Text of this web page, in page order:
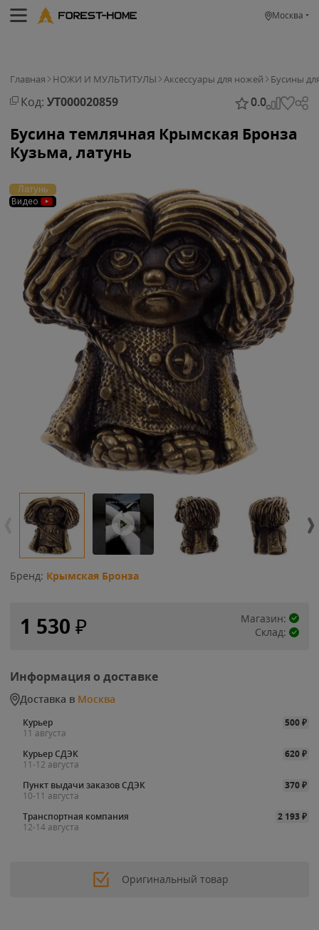
Москва
Главная НОЖИ И МУЛЬТИТУЛЫ Аксессуары для ножей Бусины
Код: УТ000020859 0.0
Бусина темлячная Крымская Бронза
Кузьма, латунь
Латунь
Видео
Бренд: Крымская Бронза
1 530 ₽
Магазин:
Склад:
Информация о доставке
Доставка в Москва
Курьер 500₽
11 августа
Курьер СДЭК
620₽
11-12 августа
Пункт выдачи заказов СДЭК
370₽
10-11 августа
Транспортная компания
2 193₽
12-14 августа
Оригинальный товар